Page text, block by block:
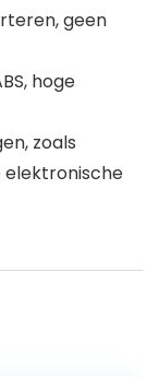
geen
hoge
zoals
elektronische